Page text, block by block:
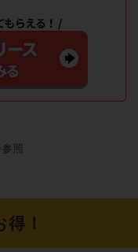
照
！